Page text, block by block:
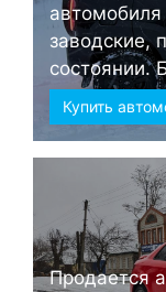
автомобиля
заводские,
состоянии.
Купить
Продается